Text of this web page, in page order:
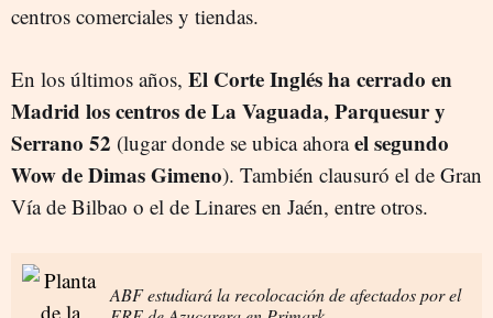
centros comerciales y tiendas.
En los últimos años, El Corte Inglés ha cerrado en
Madrid los centros de La Vaguada, Parquesur y
Serrano 52 (lugar donde se ubica ahorael segundo
Wow de Dimas Gimeno). También clausuró el de Gran
Vía de Bilbao o el de Linares en Jaén, entre otros.
ABF estudiará la recolocación de afectados por el